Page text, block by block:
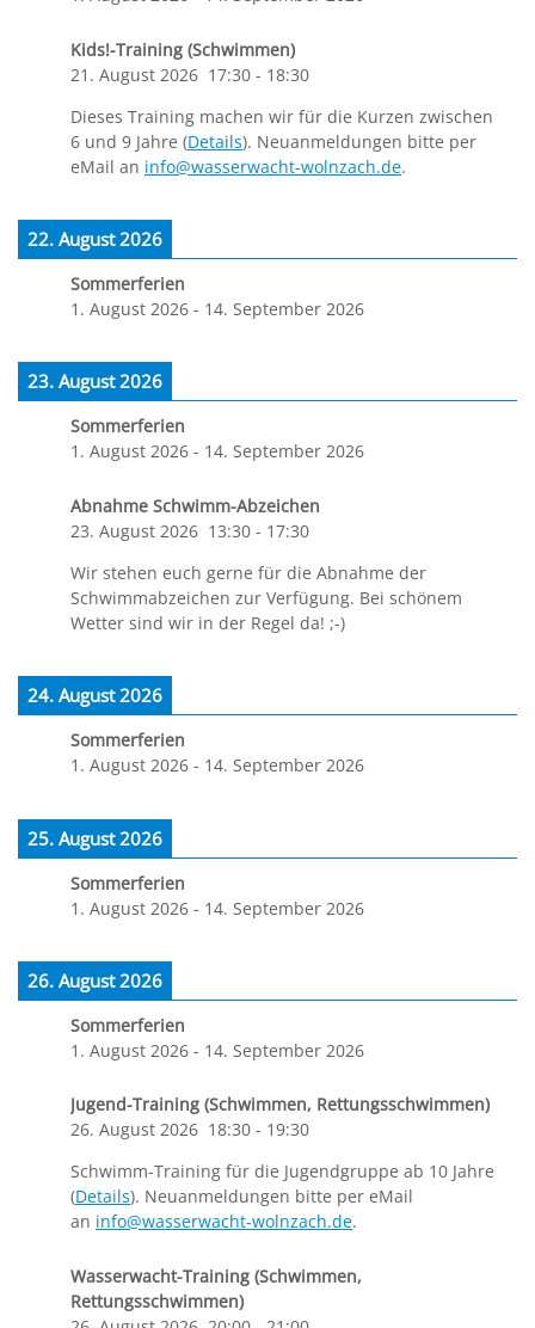
Kids!-Training (Schwimmen)
21. August 2026 17:30 - 18:30
Dieses Training machen wir für die Kurzen zwischen
6 und 9 Jahre (Details). Neuanmeldungen bitte per
eMail an info@wasserwacht-wolnzach.de.
22. August 2026
Sommerferien
1. August 2026 - 14. September 2026
23. August 2026
Sommerferien
1. August 2026 - 14. September 2026
Abnahme Schwimm-Abzeichen
23. August 2026 13:30 - 17:30
Wir stehen euch gerne für die Abnahme der
Schwimmabzeichen zur Verfügung. Bei schönem
Wetter sind wir in der Regel da! ;-)
24. August 2026
Sommerferien
1. August 2026 - 14. September 2026
25. August 2026
Sommerferien
1. August 2026 - 14. September 2026
26. August 2026
Sommerferien
1. August 2026 - 14. September 2026
Jugend-Training (Schwimmen, Rettungsschwimmen)
26. August 2026 18:30 - 19:30
Schwimm-Training für die Jugendgruppe ab 10 Jahre
(Details). Neuanmeldungen bitte per eMail
an info@wasserwacht-wolnzach.de.
Wasserwacht-Training (Schwimmen,
Rettungsschwimmen)